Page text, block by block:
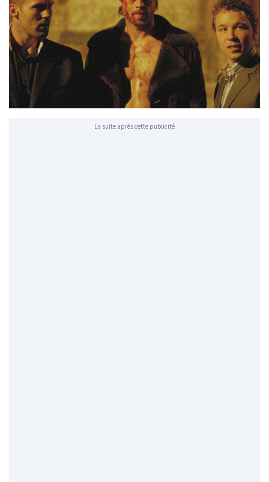
La suite après cette publicité